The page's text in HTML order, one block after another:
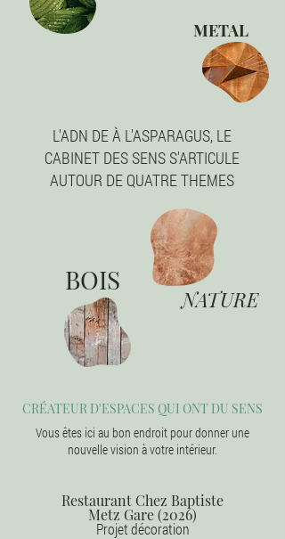
METAL
L'ADN DE À L'ASPARAGUS, LE
CABINET DES SENS S'ARTICULE
AUTOUR DE QUATRE THEMES
BOIS
NATURE
CRÉATEUR D'ESPACES QUI ONT DU SENS
Vous êtes ici au bon endroit pour donner une
nouvelle vision à votre intérieur.
Restaurant Chez Baptiste
Metz Gare (2026)
Projet décoration